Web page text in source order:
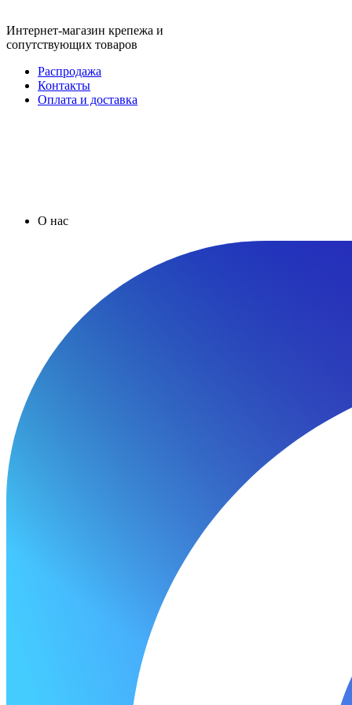
Интернет-магазин крепежа и
сопутствующих товаров
Распродажа
Контакты
Оплата и доставка
О нас